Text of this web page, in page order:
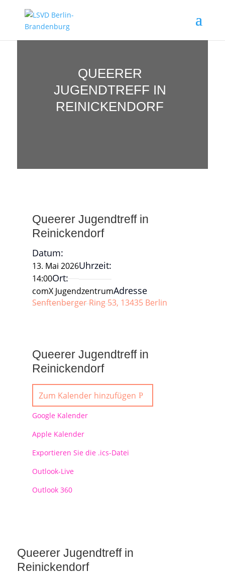
QUEERER
JUGENDTREFF IN
REINICKENDORF
Queerer Jugendtreff in
Reinickendorf
Datum:
13. Mai 2026Uhrzeit:
14:00Ort:
comX JugendzentrumAdresse
Senftenberger Ring 53, 13435 Berlin
Queerer Jugendtreff in
Reinickendorf
Zum Kalender hinzufügen
Google Kalender
Apple Kalender
Exportieren Sie die .ics-Datei
Outlook-Live
Outlook 360
Queerer Jugendtreff in
Reinickendorf